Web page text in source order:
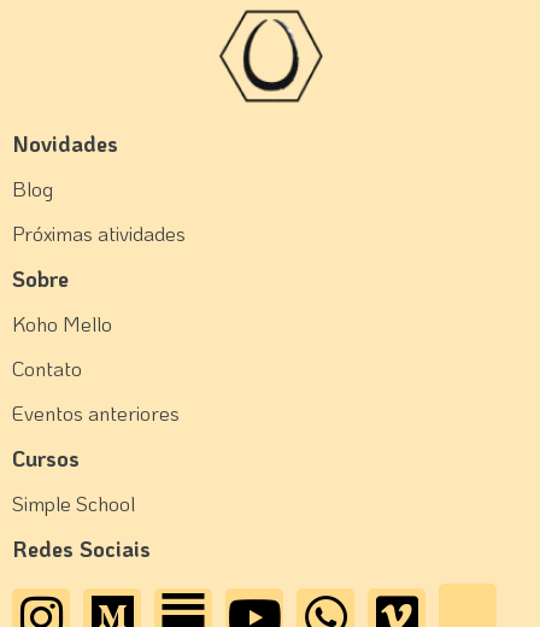
Novidades
Blog
Próximas atividades
Sobre
Koho Mello
Contato
Eventos anteriores
Cursos
Simple School
Redes Sociais